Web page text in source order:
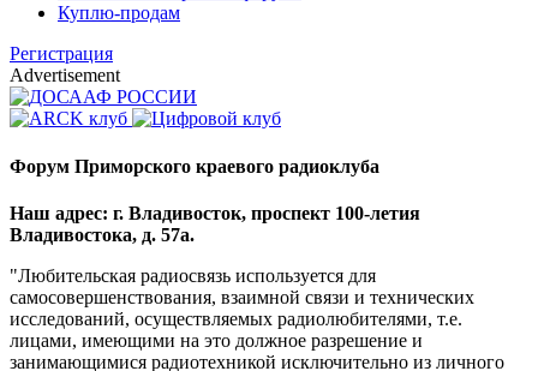
Куплю-продам
Регистрация
Advertisement
Форум Приморского краевого радиоклуба
Наш адрес: г. Владивосток, проспект 100-летия
Владивостока, д. 57а.
"Любительская радиосвязь используется для
самосовершенствования, взаимной связи и технических
исследований, осуществляемых радиолюбителями, т.е.
лицами, имеющими на это должное разрешение и
занимающимися радиотехникой исключительно из личного